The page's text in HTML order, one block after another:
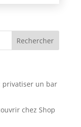
privatiser un bar
chez Shop